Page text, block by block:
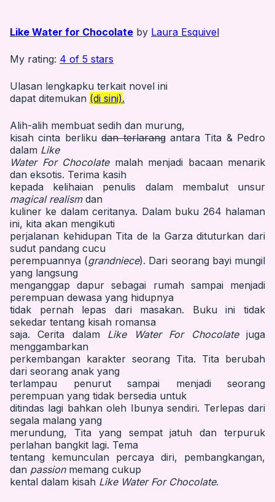
Like Water for Chocolate by Laura Esquivel
My rating: 4 of 5 stars
Ulasan lengkapku terkait novel ini
dapat ditemukan (di sini).
Alih-alih membuat sedih dan murung,
kisah cinta berlikudan terlarangantara Tita & Pedro
dalam Like
Water For Chocolatemalah menjadi bacaan menarik
dan eksotis. Terima kasih
kepada kelihaian penulis dalam membalut unsur
magical realismdan
kuliner ke dalam ceritanya. Dalam buku 264 halaman
ini, kita akan mengikuti
perjalanan kehidupan Tita de la Garza dituturkan dari
sudut pandang cucu
perempuannya (grandniece). Dari seorang bayi mungil
yang langsung
menganggap dapur sebagai rumah sampai menjadi
perempuan dewasa yang hidupnya
tidak pernah lepas dari masakan. Buku ini tidak
sekedar tentang kisah romansa
saja. Cerita dalam Like Water For Chocolatejuga
menggambarkan
perkembangan karakter seorang Tita. Tita berubah
dari seorang anak yang
terlampau penurut sampai menjadi seorang
perempuan yang tidak bersedia untuk
ditindas lagi bahkan oleh Ibunya sendiri. Terlepas dari
segala malang yang
merundung, Tita yang sempat jatuh dan terpuruk
perlahan bangkit lagi. Tema
tentang kemunculan percaya diri, pembangkangan,
dan passionmemang cukup
kental dalam kisah Like Water For Chocolate.